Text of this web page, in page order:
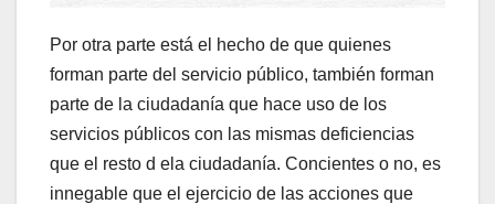
Por otra parte está el hecho de que quienes
forman parte del servicio público, también forman
parte de la ciudadanía que hace uso de los
servicios públicos con las mismas deficiencias
que el resto d ela ciudadanía. Concientes o no, es
innegable que el ejercicio de las acciones que